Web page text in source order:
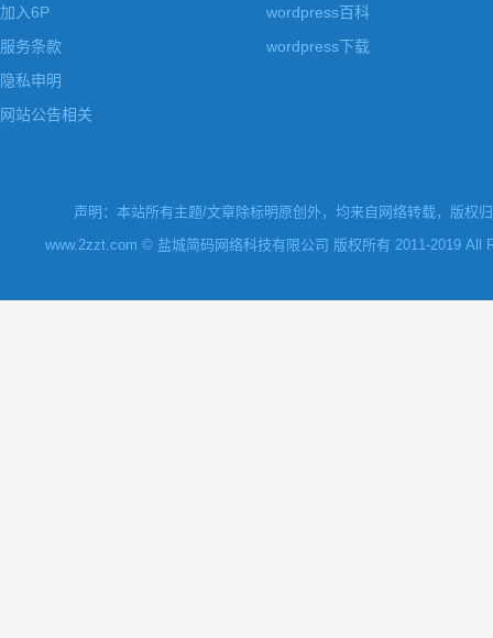
加入6P
服务条款
隐私申明
网站公告相关
wordpress百科
wordpress下载
声明：本站所有主题/文章除标明原创外，均来自网络转载，版权
www.2zzt.com © 盐城简码网络科技有限公司 版权所有 2011-2019